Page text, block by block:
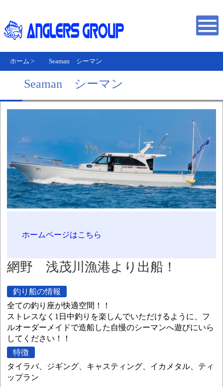
ホーム > Seaman シーマン
Seaman シーマン
ホームページはこちら
網野 浅茂川漁港より出船！
釣り船の情報
全ての釣り座が快適空間！！
ストレスなく1日中釣りを楽しんでいただけるように、フ
ルオーダーメイドで造船した自慢のシーマンへ遊びにいら
してください！！
特徴
タイラバ、ジギング、キャスティング、イカメタル、ティ
ップラン